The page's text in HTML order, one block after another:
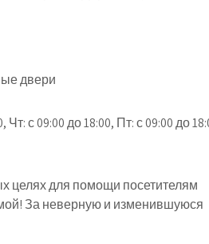
двери
Чт: с 09:00 до 18:00, Пт: с 09:00 до
целях для помощи посетителям
За неверную и изменившуюся